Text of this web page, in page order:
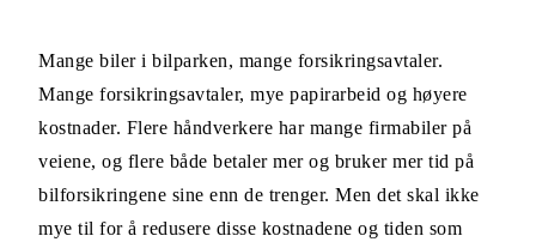
Mange biler i bilparken, mange forsikringsavtaler.
Mange forsikringsavtaler, mye papirarbeid og høyere
kostnader. Flere håndverkere har mange firmabiler på
veiene, og flere både betaler mer og bruker mer tid på
bilforsikringene sine enn de trenger. Men det skal ikke
mye til for å redusere disse kostnadene og tiden som